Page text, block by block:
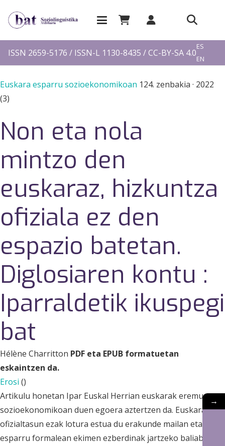
ISSN 2659-5176 / ISSN-L 1130-8435 / CC-BY-SA 4.0
ES
EN
Euskara esparru sozioekonomikoan 124. zenbakia · 2022
(3)
Non eta nola
mintzo den
euskaraz, hizkuntza
ofiziala ez den
espazio batetan.
Diglosiaren kontu :
Iparraldetik ikuspegi
bat
Hélène Charritton PDF eta EPUB formatuetan
eskaintzen da.
Erosi ()
Artikulu honetan Ipar Euskal Herrian euskarak eremu
sozioekonomikoan duen egoera aztertzen da. Euskararen
ofizialtasun ezak lotura estua du erakunde mailan eta
esparru formalean ekimen ezberdinak jartzeko baliabide
→